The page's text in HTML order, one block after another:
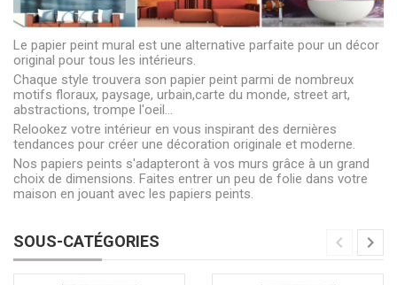
Le papier peint mural est une alternative parfaite pour un décor
original pour tous les intérieurs.
Chaque style trouvera son papier peint parmi de nombreux
motifs floraux, paysage, urbain,carte du monde, street art,
abstractions, trompe l'oeil...
Relookez votre intérieur en vous inspirant des dernières
tendances pour créer une décoration originale et moderne.
Nos papiers peints s'adapteront à vos murs grâce à un grand
choix de dimensions. Faites entrer un peu de folie dans votre
maison en jouant avec les papiers peints.
SOUS-CATÉGORIES